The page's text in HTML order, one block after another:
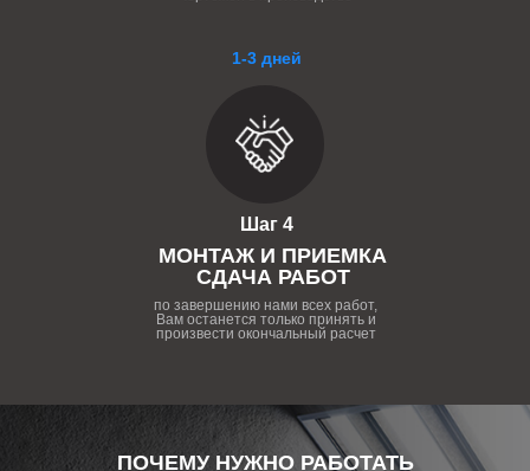
1-3 дней
Шаг 4
МОНТАЖ И ПРИЕМКА
СДАЧА РАБОТ
по завершению нами всех работ,
Вам останется только принять и
произвести окончальный расчет
ПОЧЕМУ НУЖНО РАБОТАТЬ